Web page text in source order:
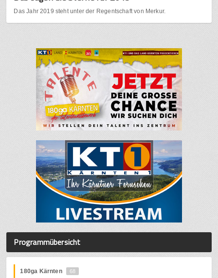
Das Jahr 2019 steht unter der Regentschaft von Merkur.
Programmübersicht
180ga Kärnten 68